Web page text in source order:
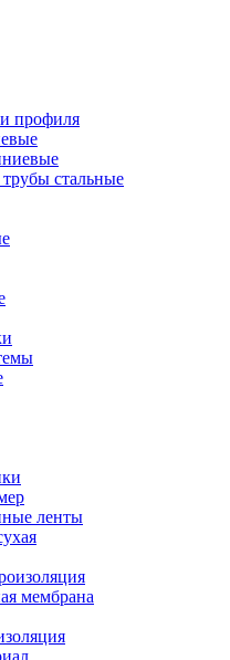
профиля
стальные
ленты
мембрана